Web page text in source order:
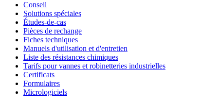
Conseil
Solutions spéciales
Études-de-cas
Pièces de rechange
Fiches techniques
Manuels d'utilisation et d'entretien
Liste des résistances chimiques
Tarifs pour vannes et robinetteries industrielles
Certificats
Formulaires
Micrologiciels